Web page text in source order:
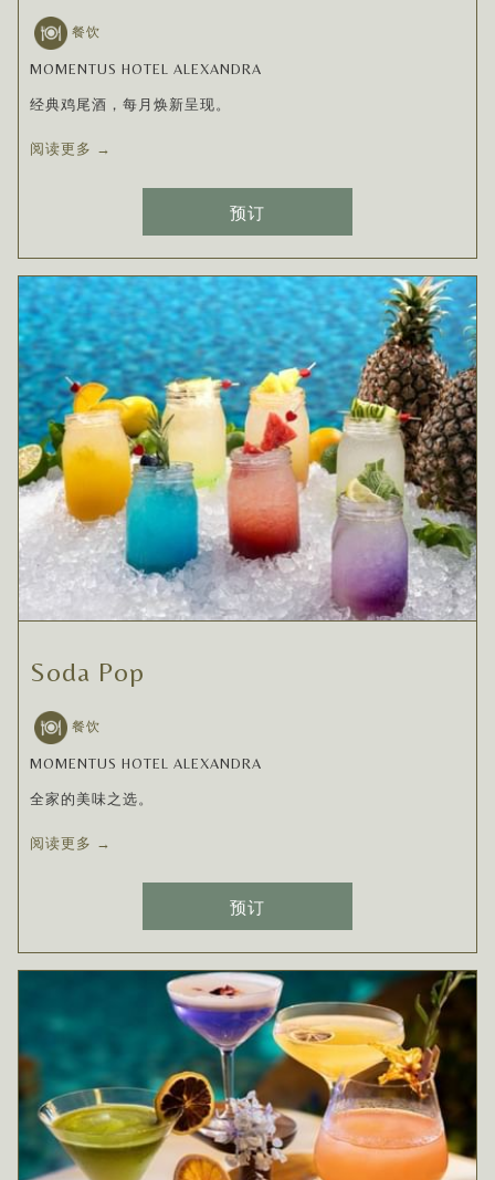
餐饮
MOMENTUS HOTEL ALEXANDRA
经典鸡尾酒，每月焕新呈现。
阅读更多
预订
Soda Pop
餐饮
MOMENTUS HOTEL ALEXANDRA
全家的美味之选。
阅读更多
预订